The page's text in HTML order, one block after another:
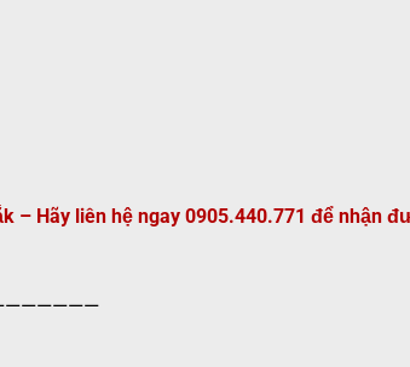
– Hãy liên hệ ngay 0905.440.771 để nhận